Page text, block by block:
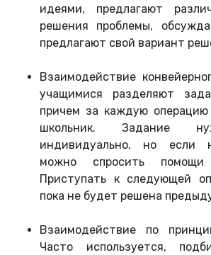
идеями, предлагают
решения проблемы,
предлагают свой вариант
Взаимодействие
учащимися разделяют
причем за каждую
школьник. Задание
индивидуально, но если
можно спросить
Приступать к следующей
пока не будет решена
Взаимодействие по
Часто используется,